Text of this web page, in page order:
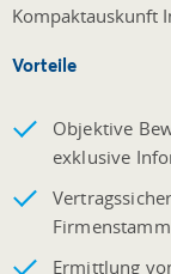
Kompaktauskunft
Vorteile
Objektive
exklusive
Ermittlung